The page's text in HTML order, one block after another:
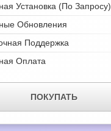
Установка (по Запросу)
Обновления
Поддержка
Оплата
ПОКУПАТЬ